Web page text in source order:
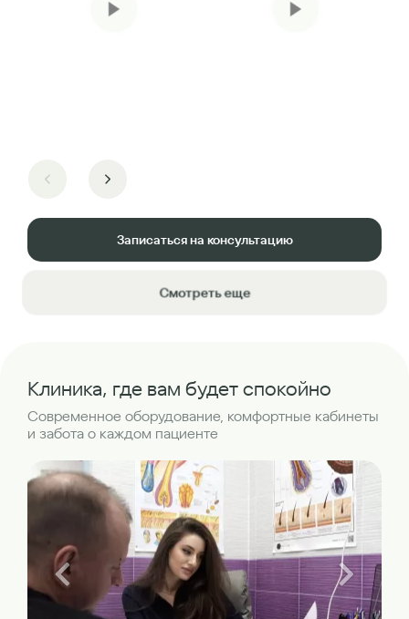
Записаться на консультацию
Смотреть еще
Клиника, где вам будет спокойно
Современное оборудование, комфортные кабинеты
и забота о каждом пациенте